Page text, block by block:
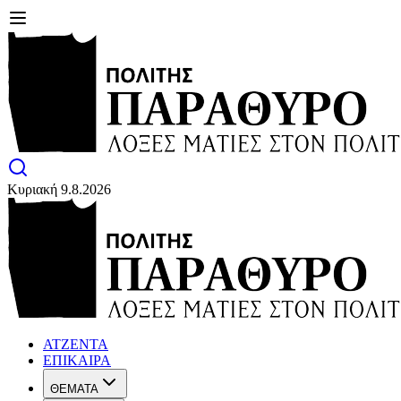
Κυριακή 9.8.2026
ΑΤΖΕΝΤΑ
ΕΠΙΚΑΙΡΑ
ΘΕΜΑΤΑ